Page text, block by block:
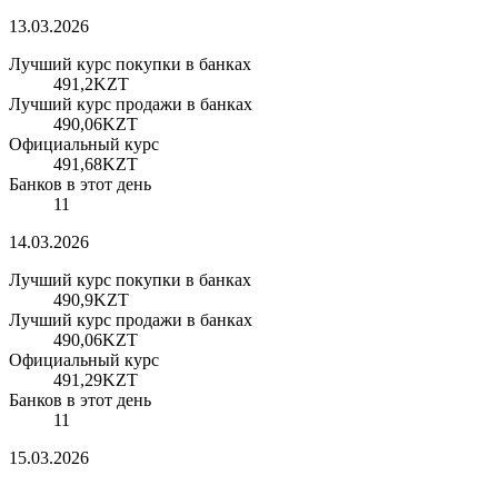
13.03.2026
Лучший курс покупки в банках
491,2KZT
Лучший курс продажи в банках
490,06KZT
Официальный курс
491,68KZT
Банков в этот день
11
14.03.2026
Лучший курс покупки в банках
490,9KZT
Лучший курс продажи в банках
490,06KZT
Официальный курс
491,29KZT
Банков в этот день
11
15.03.2026